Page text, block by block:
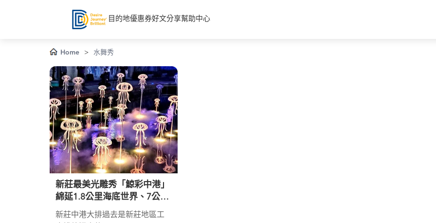
目的地優惠券好文分享幫助中心
Home > 水舞秀
新莊最美光雕秀「鯨彩中港」
綿延1.8公里海底世界、7公尺
高水舞秀 引爆新北新莊
新莊中港大排過去是新莊地區工